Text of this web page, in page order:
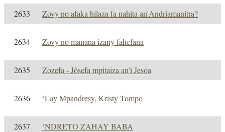
2633 Zovy no afaka hilaza fa nahita an'Andriamanitra?
2634 Zovy no manana izany fahefana
2635 Zozefa - Jôsefa mpitaiza an'i Jesoa
2636 ‘Lay Mpandresy, Kristy Tompo
2637 ‘NDRETO ZAHAY BABA